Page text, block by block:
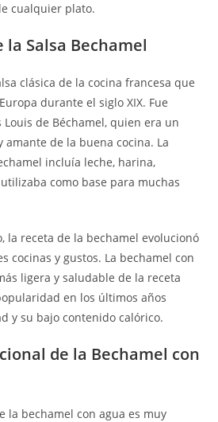
cualquier plato.
la Salsa Bechamel
clásica de la cocina francesa que
durante el siglo XIX. Fue
de Béchamel, quien era un
amante de la buena cocina. La
incluía leche, harina,
como base para muchas
la receta de la bechamel evolucionó
cocinas y gustos. La bechamel con
ligera y saludable de la receta
en los últimos años
y su bajo contenido calórico.
de la Bechamel con
la bechamel con agua es muy